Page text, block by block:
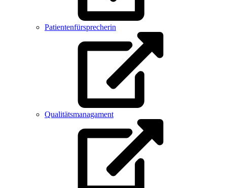
Patientenfürsprecherin
Qualitätsmanagament